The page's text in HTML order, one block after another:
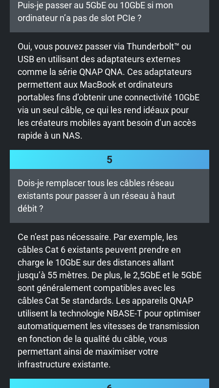
Puis-je passer au 5GbE ou 10GbE si mon
ordinateur n’a pas de slot PCIe ?
Oui, vous pouvez passer via Thunderbolt™ ou
USB en utilisant des adaptateurs externes
comme la série QNAP QNA. Ces adaptateurs
permettent aux MacBook et ordinateurs
portables fins d’obtenir une connectivité 10GbE
via un seul câble, ce qui les rend idéaux pour
les créateurs mobiles ayant besoin d’un accès
rapide à un NAS.
5
Dois-je remplacer tous les câbles réseau
existants pour passer à un réseau à haut
débit ?
Ce n’est pas nécessaire. Par exemple, les
câbles Cat 6 existants peuvent prendre en
charge le 10GbE sur des distances allant
jusqu’à 55 mètres. De plus, le 2,5GbE et le 5GbE
sont généralement compatibles avec les
câbles Cat 5e standards. Les appareils QNAP
utilisent la technologie NBASE-T pour optimiser
automatiquement les vitesses de transmission
en fonction de la qualité du câble, vous
permettant ainsi de maximiser votre
infrastructure existante.